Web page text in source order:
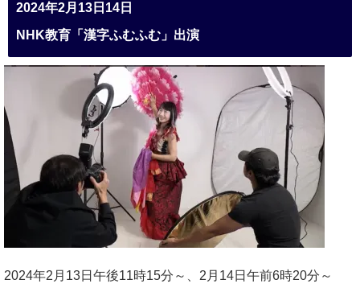
2024年2月13日14日
NHK教育「漢字ふむふむ」出演
2024年2月13日午後11時15分～、2月14日午前6時20分～